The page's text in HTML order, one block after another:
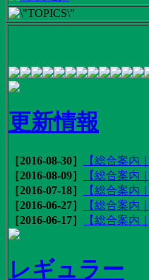
更新情報
［2016-08-30］
【総合案内
［2016-08-09］
【総合案内
［2016-07-18］
【総合案内
［2016-06-27］
【総合案内
［2016-06-17］
【総合案内
レギュラー